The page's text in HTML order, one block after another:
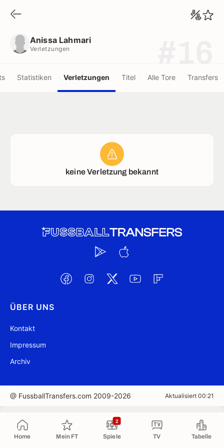
Home Mein FT Spiele
2
TV Tabelle
Anissa Lahmari
Verletzungen
Statistiken Verletzungen Titel Alle Tore Transfers
keine Verletzung bekannt
ÜBER UNS
Kontakt
Impressum
Archiv
@ FussballTransfers.com 2009-2026 Aktualisiert 00:21